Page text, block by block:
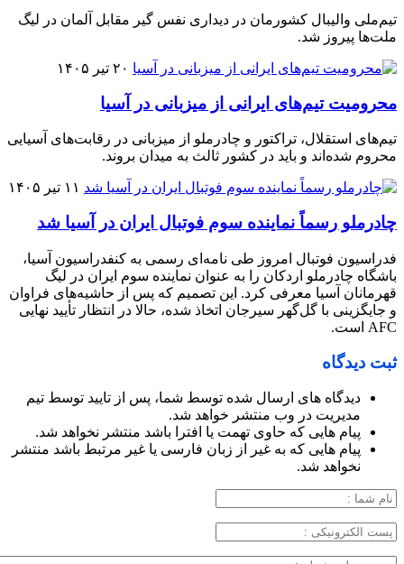
تیم‌ملی والیبال کشورمان در دیداری نفس گیر مقابل آلمان در لیگ
ملت‌ها پیروز شد.
۲۰ تیر ۱۴۰۵
محرومیت تیم‌های ایرانی از میزبانی در آسیا
تیم‌های استقلال، تراکتور و چادرملو از میزبانی در رقابت‌های آسیایی
محروم شده‌اند و باید در کشور ثالث به میدان بروند.
۱۱ تیر ۱۴۰۵
چادرملو رسماً نماینده سوم فوتبال ایران در آسیا شد
فدراسیون فوتبال امروز طی نامه‌ای رسمی به کنفدراسیون آسیا،
باشگاه چادرملو اردکان را به عنوان نماینده سوم ایران در لیگ
قهرمانان آسیا معرفی کرد. این تصمیم که پس از حاشیه‌های فراوان
و جایگزینی با گل‌گهر سیرجان اتخاذ شده، حالا در انتظار تأیید نهایی
AFC است.
ثبت دیدگاه
دیدگاه های ارسال شده توسط شما، پس از تایید توسط تیم
مدیریت در وب منتشر خواهد شد.
پیام هایی که حاوی تهمت یا افترا باشد منتشر نخواهد شد.
پیام هایی که به غیر از زبان فارسی یا غیر مرتبط باشد منتشر
نخواهد شد.